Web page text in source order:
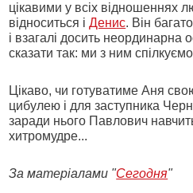
цікавими у всіх відношеннях
відноситься іДенис. Він
і взагалі досить неординарна
сказати так: ми з ним
Цікаво, чи готуватиме Аня
цибулею і для заступника
заради нього Павлович
хитромудре...
За матеріалами "Сегодня"